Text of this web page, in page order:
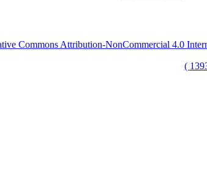
Commons Attribution-NonCommercial 4.0